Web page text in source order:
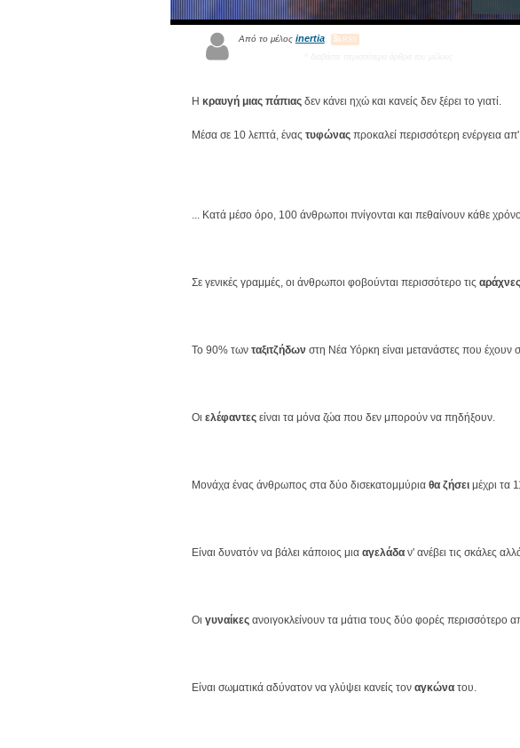
Από το μέλος inertia RSS
Η κραυγή μιας πάπιας δεν κάνει ηχώ και κανείς δεν ξέρει το γιατί.
Μέσα σε 10 λεπτά, ένας τυφώνας προκαλεί περισσότερη ενέργεια
... Κατά μέσο όρο, 100 άνθρωποι πνίγονται και πεθαίνουν κάθε
Σε γενικές γραμμές, οι άνθρωποι φοβούνται περισσότερο τις αράχνες
Το 90% των ταξιτζήδων στη Νέα Υόρκη είναι μετανάστες που έχουν
Οι ελέφαντες είναι τα μόνα ζώα που δεν μπορούν να πηδήξουν.
Μονάχα ένας άνθρωπος στα δύο δισεκατομμύρια θα ζήσει μέχρι τα
Είναι δυνατόν να βάλει κάποιος μια αγελάδα ν' ανέβει τις σκάλες
Οι γυναίκες ανοιγοκλείνουν τα μάτια τους δύο φορές περισσότερο
Είναι σωματικά αδύνατον να γλύψει κανείς τον αγκώνα του.